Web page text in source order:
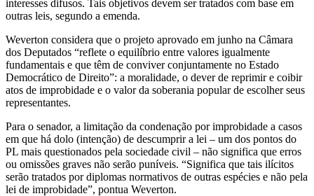
interesses difusos. Tais objetivos devem ser tratados com base em
outras leis, segundo a emenda.
Weverton considera que o projeto aprovado em junho na Câmara
dos Deputados “reflete o equilíbrio entre valores igualmente
fundamentais e que têm de conviver conjuntamente no Estado
Democrático de Direito”: a moralidade, o dever de reprimir e coibir
atos de improbidade e o valor da soberania popular de escolher seus
representantes.
Para o senador, a limitação da condenação por improbidade a casos
em que há dolo (intenção) de descumprir a lei – um dos pontos do
PL mais questionados pela sociedade civil – não significa que erros
ou omissões graves não serão puníveis. “Significa que tais ilícitos
serão tratados por diplomas normativos de outras espécies e não pela
lei de improbidade”, pontua Weverton.